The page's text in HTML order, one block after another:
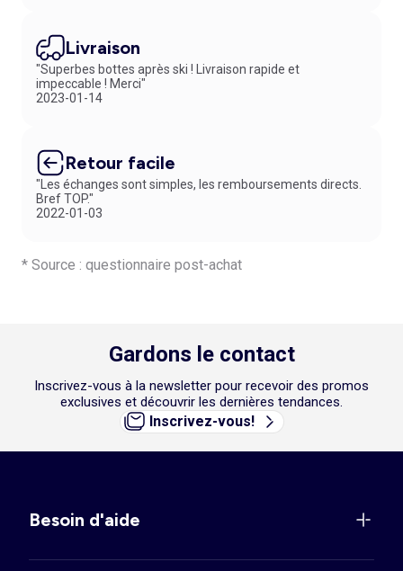
Livraison
"Superbes bottes après ski ! Livraison rapide et
impeccable ! Merci"
2023-01-14
Retour facile
"Les échanges sont simples, les remboursements directs.
Bref TOP."
2022-01-03
* Source : questionnaire post-achat
Gardons le contact
Inscrivez-vous à la newsletter pour recevoir des promos
exclusives et découvrir les dernières tendances.
Inscrivez-vous!
Besoin d'aide